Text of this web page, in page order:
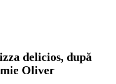
delicios, după
Oliver